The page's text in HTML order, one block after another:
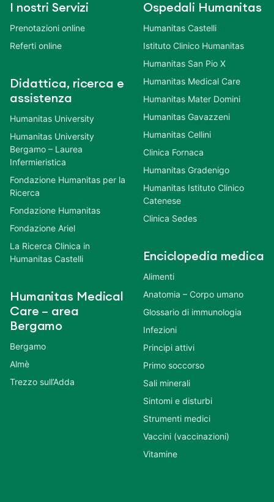
I nostri Servizi
Prenotazioni online
Referti online
Didattica, ricerca e
assistenza
Humanitas University
Humanitas University
Bergamo – Laurea
Infermieristica
Fondazione Humanitas per la
Ricerca
Fondazione Humanitas
Fondazione Ariel
La Ricerca Clinica in
Humanitas Castelli
Humanitas Medical
Care – area
Bergamo
Bergamo
Almè
Trezzo sull’Adda
Ospedali Humanitas
Humanitas Castelli
Istituto Clinico Humanitas
Humanitas San Pio X
Humanitas Medical Care
Humanitas Mater Domini
Humanitas Gavazzeni
Humanitas Cellini
Clinica Fornaca
Humanitas Gradenigo
Humanitas Istituto Clinico
Catenese
Clinica Sedes
Enciclopedia medica
Alimenti
Anatomia – Corpo umano
Glossario di immunologia
Infezioni
Principi attivi
Primo soccorso
Sali minerali
Sintomi e disturbi
Strumenti medici
Vaccini (vaccinazioni)
Vitamine